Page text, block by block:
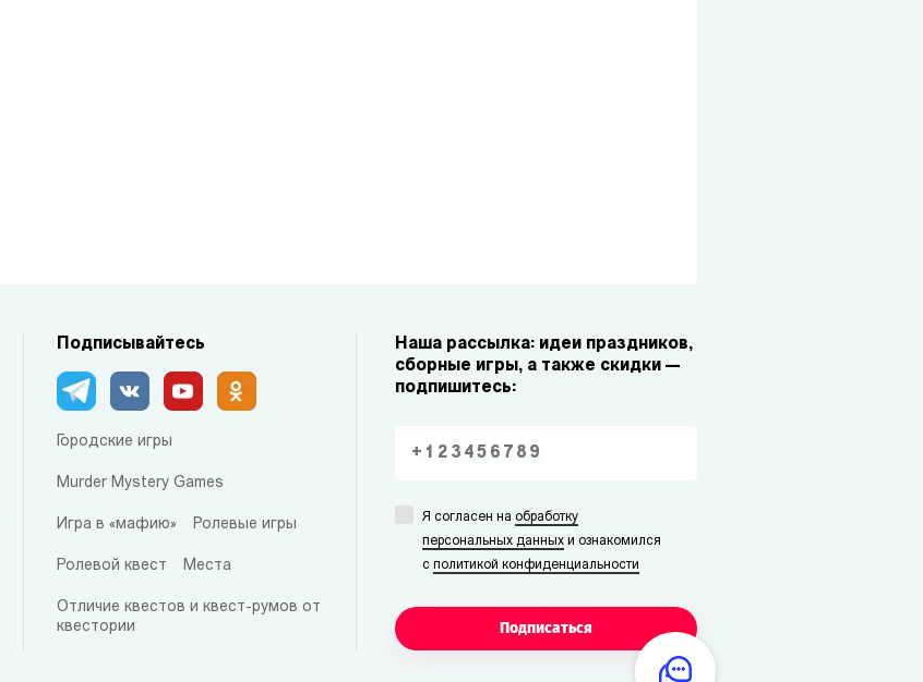
Подписывайтесь
Городские игры
Murder Mystery Games
Игра в «мафию» Ролевые игры
Ролевой квест Места
Отличие квестов и квест-румов от
квестории
Наша рассылка: идеи праздников,
сборные игры, а также скидки —
подпишитесь:
Я согласен на обработку
персональных данных и ознакомился
сполитикой конфиденциальности
Подписаться